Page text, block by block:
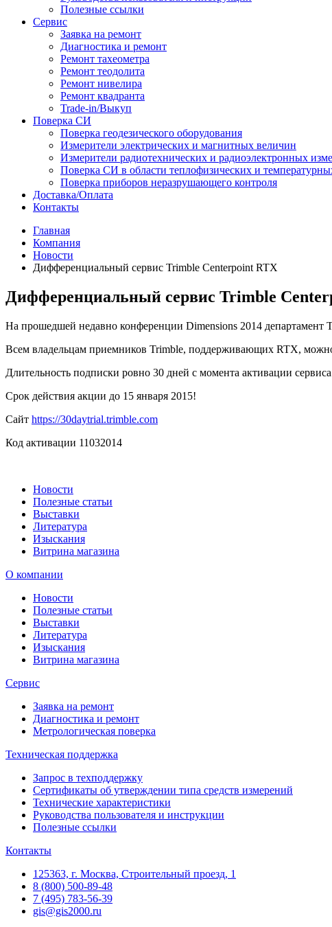
Полезные ссылки
Сервис
Заявка на ремонт
Диагностика и ремонт
Ремонт тахеометра
Ремонт теодолита
Ремонт нивелира
Ремонт квадранта
Trade-in/Выкуп
Поверка СИ
Поверка геодезического оборудования
Измерители электрических и магнитных величин
Измерители радиотехнических и радиоэлектронных
Поверка СИ в области теплофизических и
Поверка приборов неразрушающего контроля
Доставка/Оплата
Контакты
Главная
Компания
Новости
Дифференциальный сервис Trimble Centerpoint RTX
Дифференциальный сервис Trimble
На прошедшей недавно конференции Dimensions 2014
Всем владельцам приемников Trimble, поддерживающих RTX,
Длительность подписки ровно 30 дней с момента активации
Срок действия акции до 15 января 2015!
Сайт https://30daytrial.trimble.com
Код активации 11032014
Новости
Полезные статьи
Выставки
Литература
Изыскания
Витрина магазина
О компании
Новости
Полезные статьи
Выставки
Литература
Изыскания
Витрина магазина
Сервис
Заявка на ремонт
Диагностика и ремонт
Метрологическая поверка
Техническая поддержка
Запрос в техподдержку
Сертификаты об утверждении типа средств измерений
Технические характеристики
Руководства пользователя и инструкции
Полезные ссылки
Контакты
125363, г. Москва, Строительный проезд, 1
8 (800) 500-89-48
7 (495) 783-56-39
gis@gis2000.ru